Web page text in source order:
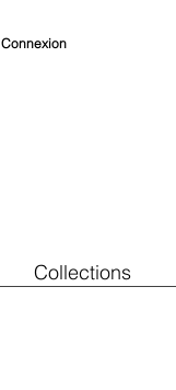
Collections
Connexion